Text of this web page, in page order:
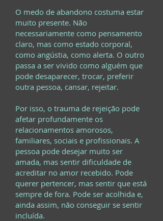
O medo de abandono costuma estar
muito presente. Não
necessariamente como pensamento
claro, mas como estado corporal,
como angústia, como alerta. O outro
passa a ser vivido como alguém que
pode desaparecer, trocar, preferir
outra pessoa, cansar, rejeitar.
Por isso, o trauma de rejeição pode
afetar profundamente os
relacionamentos amorosos,
familiares, sociais e profissionais. A
pessoa pode desejar muito ser
amada, mas sentir dificuldade de
acreditar no amor recebido. Pode
querer pertencer, mas sentir que está
sempre de fora. Pode ser acolhida e,
ainda assim, não conseguir se sentir
incluída.